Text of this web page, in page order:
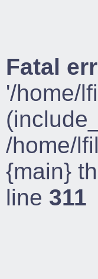
Fatal
'/home/
/home/
{main}
line 311